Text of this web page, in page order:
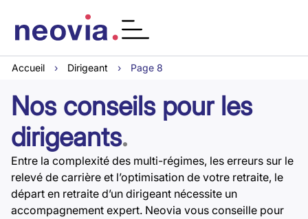
Accueil › Dirigeant › Page 8
Nos conseils pour les
dirigeants.
Entre la complexité des multi-régimes, les erreurs sur le
relevé de carrière et l’optimisation de votre retraite, le
départ en retraite d’un dirigeant nécessite un
accompagnement expert. Neovia vous conseille pour